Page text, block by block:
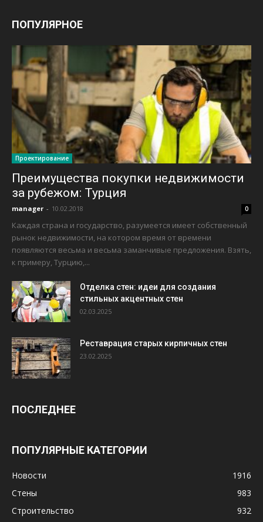
ПОПУЛЯРНОЕ
Проектирование
Преимущества покупки недвижимости
за рубежом: Турция
manager - 10.02.2018 0
Каждая страна и государство, разумеется имеет собственный
рынок недвижимости, на котором время от времени
появляются весьма и весьма заманчивые предложения. Взять,
к примеру, Турцию,...
Отделка стен: идеи для создания
стильных акцентных стен
02.03.2025
Реставрация старых кирпичных стен
23.02.2025
ПОСЛЕДНЕЕ
ПОПУЛЯРНЫЕ КАТЕГОРИИ
Новости
1916
Стены
983
Строительство
932